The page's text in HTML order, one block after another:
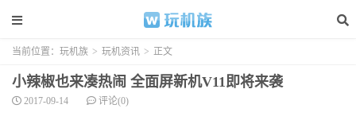
当前位置： 玩机族 > 玩机资讯 > 正文
小辣椒也来凑热闹 全面屏新机V11即将来袭
2017-09-14 评论(0)